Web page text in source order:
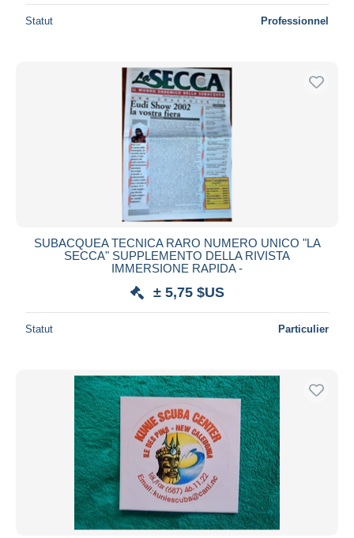
Statut Professionnel
SUBACQUEA TECNICA RARO NUMERO UNICO "LA
SECCA" SUPPLEMENTO DELLA RIVISTA
IMMERSIONE RAPIDA -
± 5,75 $US
Statut Particulier